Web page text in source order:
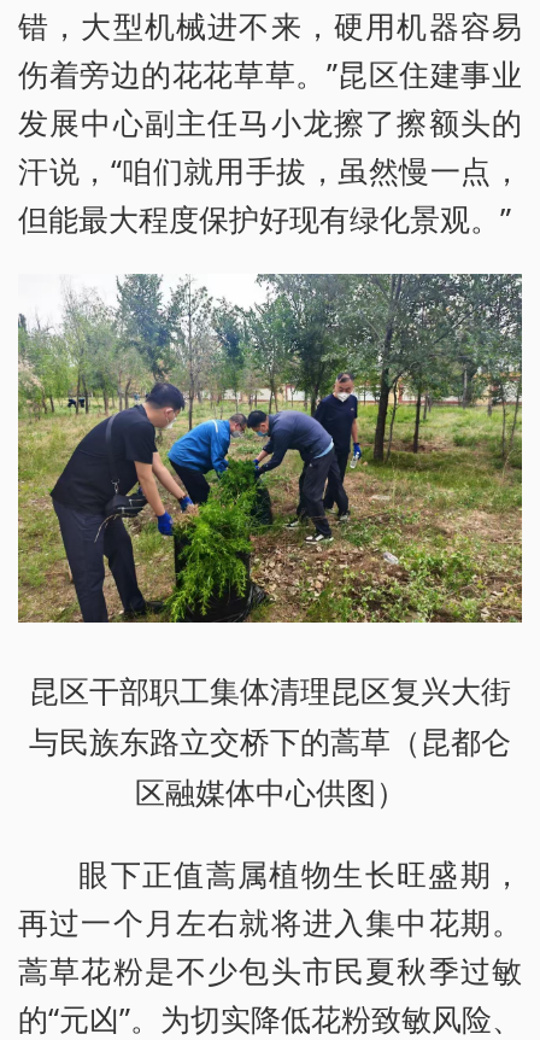
错，大型机械进不来，硬用机器容易
伤着旁边的花花草草。”昆区住建事业
发展中心副主任马小龙擦了擦额头的
汗说，“咱们就用手拔，虽然慢一点，
但能最大程度保护好现有绿化景观。”
昆区干部职工集体清理昆区复兴大街
与民族东路立交桥下的蒿草（昆都仑
区融媒体中心供图）
眼下正值蒿属植物生长旺盛期，
再过一个月左右就将进入集中花期。
蒿草花粉是不少包头市民夏秋季过敏
的“元凶”。为切实降低花粉致敏风险、